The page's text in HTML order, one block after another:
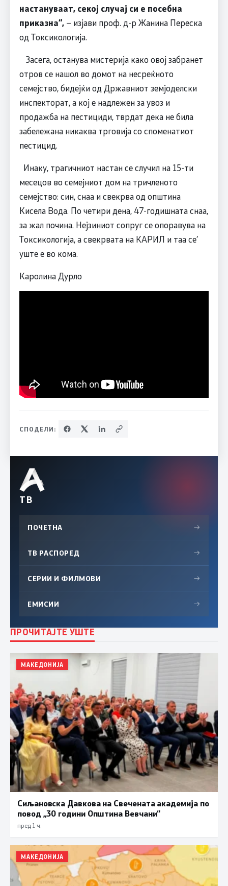
настануваат, секој случај си е посебна
приказна“,– изјави проф. д-р Жанина Переска
од Токсикологија.
Засега, останува мистерија како овој забранет
отров се нашол во домот на несреќното
семејство, бидејќи од Државниот земјоделски
инспекторат, а кој е надлежен за увоз и
продажба на пестициди, тврдат дека не била
забележана никаква трговија со споменатиот
пестицид.
Инаку, трагичниот настан се случил на 15-ти
месецов во семејниот дом на тричленото
семејство: син, снаа и свекрва од општина
Кисела Вода. По четири дена, 47-годишната снаа,
за жал почина. Нејзиниот сопруг се опоравува на
Токсикологија, а свекрвата на КАРИЛ и таа се’
уште е во кома.
Каролина Дурло
СПОДЕЛИ:
ТВ
ПОЧЕТНА →
ТВ РАСПОРЕД →
СЕРИИ И ФИЛМОВИ →
ЕМИСИИ →
ПРОЧИТАЈТЕ УШТЕ
МАКЕДОНИЈА
Сиљановска Давкова на Свечената академија по
повод „30 години Општина Вевчани“
пред 1 ч.
МАКЕДОНИЈА